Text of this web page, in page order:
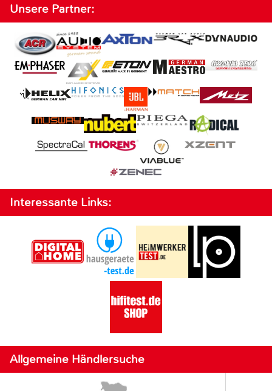
Unsere Partner:
Interessante Links:
Allgemeine Händlersuche